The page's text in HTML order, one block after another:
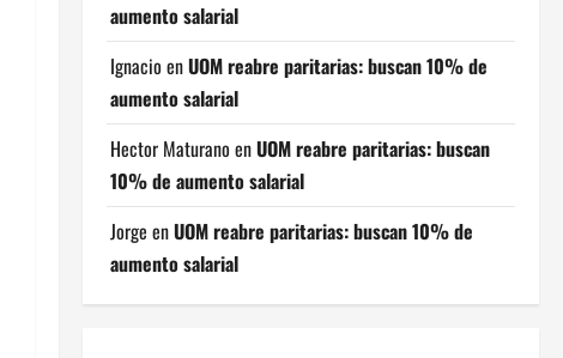
aumento salarial
Ignacio enUOM reabre paritarias: buscan 10% de
aumento salarial
Hector Maturano enUOM reabre paritarias: buscan
10% de aumento salarial
Jorge enUOM reabre paritarias: buscan 10% de
aumento salarial